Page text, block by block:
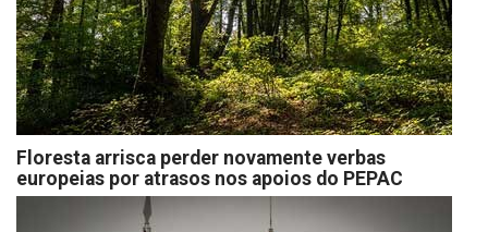
Floresta arrisca perder novamente verbas
europeias por atrasos nos apoios do PEPAC